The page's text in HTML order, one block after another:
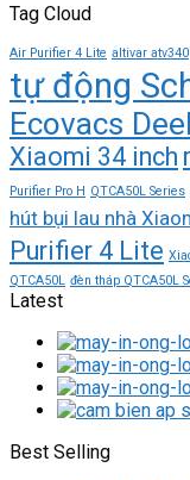
Tag Cloud
Air Purifier 4 Lite altivar atv340
tự động
Ecovacs
Xiaomi 34 inch
Purifier Pro H QTCA50L Series
hút bụi lau nhà
Purifier 4 Lite
QTCA50L đèn tháp QTCA50L
Latest
Best Selling